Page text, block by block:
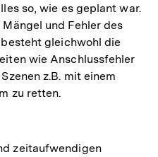
so, wie es geplant war.
und Fehler des
gleichwohl die
wie Anschlussfehler
z.B. mit einem
zu retten.
zeitaufwendigen